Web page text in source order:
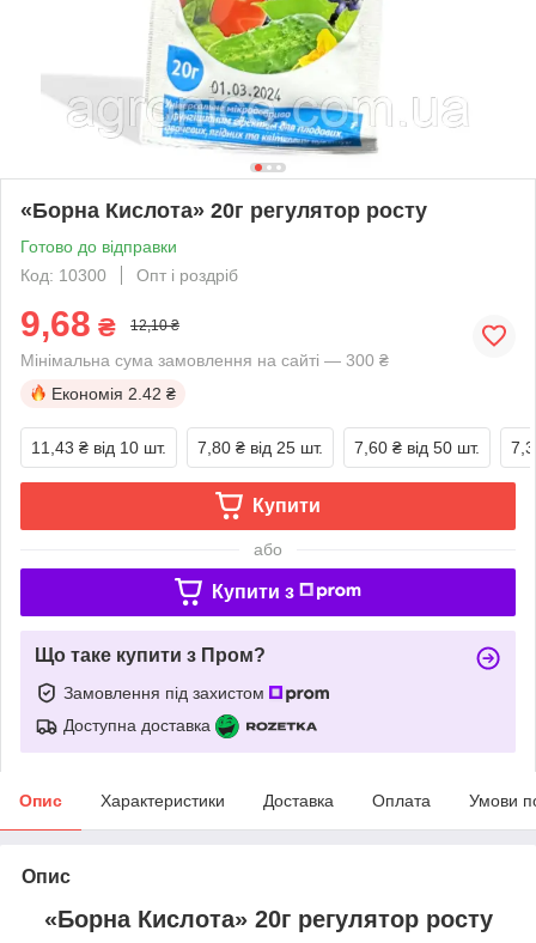
«Борна Кислота» 20г регулятор росту
Готово до відправки
Код: 10300
Опт і роздріб
9,68 ₴ 12,10 ₴
Мінімальна сума замовлення на сайті — 300 ₴
Економія 2.42 ₴
11,43 ₴ від 10 шт. 7,80 ₴ від 25 шт. 7,60 ₴ від 50 шт.
Купити
або
Купити з
Що таке купити з Пром?
Замовлення під захистом
Доступна доставка
Опис Характеристики Доставка Оплата Умови
Опис
«Борна Кислота» 20г регулятор росту